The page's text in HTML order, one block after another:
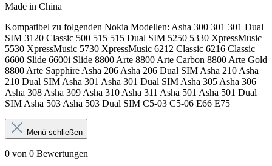
Made in China
Kompatibel zu folgenden Nokia Modellen: Asha 300 301 301 Dual
SIM 3120 Classic 500 515 515 Dual SIM 5250 5330 XpressMusic
5530 XpressMusic 5730 XpressMusic 6212 Classic 6216 Classic
6600 Slide 6600i Slide 8800 Arte 8800 Arte Carbon 8800 Arte Gold
8800 Arte Sapphire Asha 206 Asha 206 Dual SIM Asha 210 Asha
210 Dual SIM Asha 301 Asha 301 Dual SIM Asha 305 Asha 306
Asha 308 Asha 309 Asha 310 Asha 311 Asha 501 Asha 501 Dual
SIM Asha 503 Asha 503 Dual SIM C5-03 C5-06 E66 E75
Menü schließen
0 von 0 Bewertungen